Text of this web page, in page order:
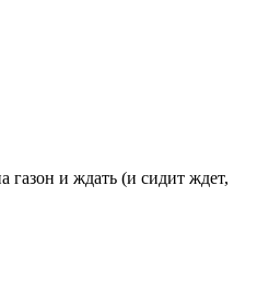
газон и ждать (и сидит ждет,